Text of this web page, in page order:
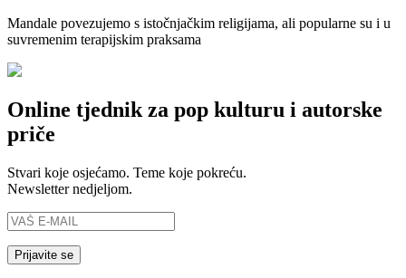
Mandale povezujemo s istočnjačkim religijama, ali popularne su i u
suvremenim terapijskim praksama
Online tjednik za pop kulturu i autorske
priče
Stvari koje osjećamo. Teme koje pokreću.
Newsletter nedjeljom.